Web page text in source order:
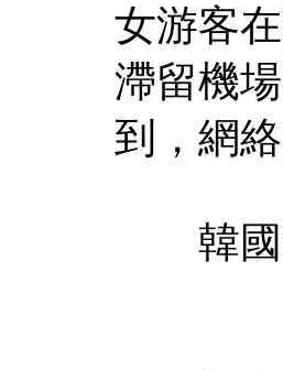
女游客
滯留機
到，網
韓國